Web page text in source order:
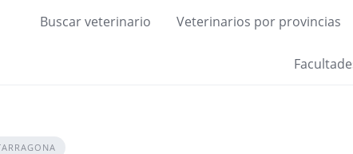
Buscar veterinario Veterinarios por provincias